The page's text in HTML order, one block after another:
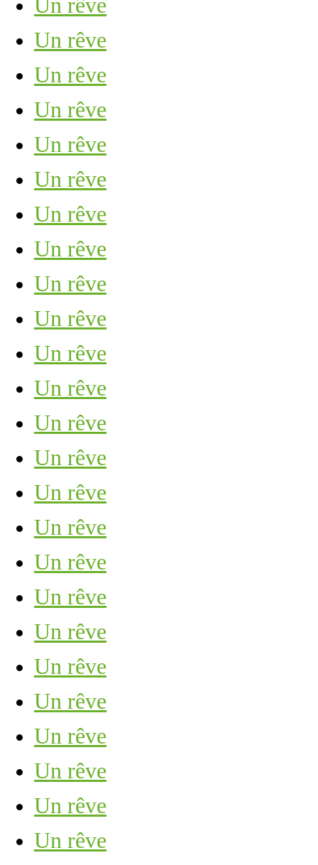
Un rêve
Un rêve
Un rêve
Un rêve
Un rêve
Un rêve
Un rêve
Un rêve
Un rêve
Un rêve
Un rêve
Un rêve
Un rêve
Un rêve
Un rêve
Un rêve
Un rêve
Un rêve
Un rêve
Un rêve
Un rêve
Un rêve
Un rêve
Un rêve
Un rêve